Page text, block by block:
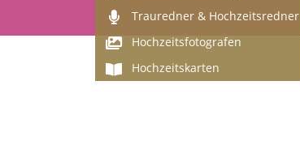
Trauredner & Hochzeitsredner
Hochzeitsfotografen
Hochzeitskarten